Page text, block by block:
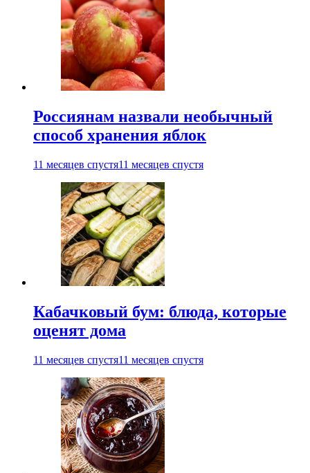
Россиянам назвали необычный
способ хранения яблок
11 месяцев спустя11 месяцев спустя
Кабачковый бум: блюда, которые
оценят дома
11 месяцев спустя11 месяцев спустя